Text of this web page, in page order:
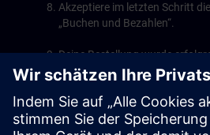
Akzeptiere im letzten Schritt
„Buchen und Bezahlen“.
Deine Bestellung wurde